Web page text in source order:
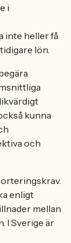
i
inte heller få
lön.
kunna
och
enligt
mellan
I Sverige är